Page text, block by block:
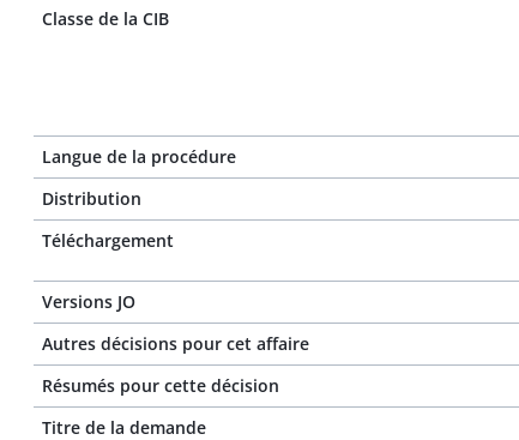
Classe de la CIB
Langue de la procédure
Distribution
Téléchargement
Versions JO
Autres décisions pour cet affaire
Résumés pour cette décision
Titre de la demande